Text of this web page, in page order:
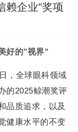
赖企业"奖项
好的"视界"
，全球眼科领域
的2025鲸潮奖评
品质追求，以及
健康水平的不变